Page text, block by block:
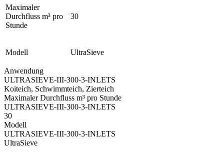
Maximaler
Durchfluss m³ pro
Stunde
30
Modell UltraSieve
Anwendung
ULTRASIEVE-III-300-3-INLETS
Koiteich, Schwimmteich, Zierteich
Maximaler Durchfluss m³ pro Stunde
ULTRASIEVE-III-300-3-INLETS
30
Modell
ULTRASIEVE-III-300-3-INLETS
UltraSieve